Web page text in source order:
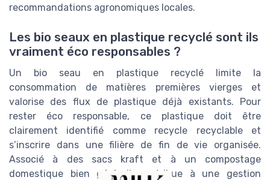
recommandations agronomiques locales.
Les bio seaux en plastique recyclé sont ils
vraiment éco responsables ?
Un bio seau en plastique recyclé limite la
consommation de matières premières vierges et
valorise des flux de plastique déjà existants. Pour
rester éco responsable, ce plastique doit être
clairement identifié comme recycle recyclable et
s’inscrire dans une filière de fin de vie organisée.
Associé à des sacs kraft et à un compostage
domestique bien géré, il contribue à une gestion